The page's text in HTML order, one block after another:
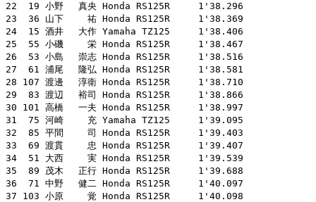
22  19 小野　 真央 Honda RS125R     1'38.296
23  36 山下　　 祐 Honda RS125R     1'38.369
24  15 酒井　 大作 Yamaha TZ125     1'38.406
25  55 小磯　　 栄 Honda RS125R     1'38.467
26  53 小島　 崇志 Honda RS125R     1'38.516
27  61 浦尾　 隆弘 Honda RS125R     1'38.581
28 107 渡邊　 淳衛 Honda RS125R     1'38.710
29  83 渡辺　 裕司 Honda RS125R     1'38.866
30 101 高橋　 一夫 Honda RS125R     1'38.997
31  75 河崎　　 充 Yamaha TZ125     1'39.095
32  85 平間　　 司 Honda RS125R     1'39.403
33  69 渡貫　　 忠 Honda RS125R     1'39.407
34  51 大西　　 実 Honda RS125R     1'39.539
35  89 茂木　 正行 Honda RS125R     1'39.688
36  71 中野　 健二 Honda RS125R     1'40.097
37 103 小原　　 覚 Honda RS125R     1'40.098